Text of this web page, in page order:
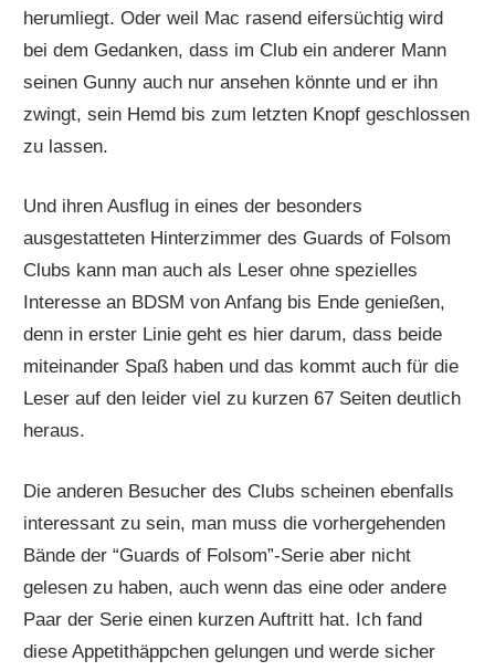
herumliegt. Oder weil Mac rasend eifersüchtig wird
bei dem Gedanken, dass im Club ein anderer Mann
seinen Gunny auch nur ansehen könnte und er ihn
zwingt, sein Hemd bis zum letzten Knopf geschlossen
zu lassen.
Und ihren Ausflug in eines der besonders
ausgestatteten Hinterzimmer des Guards of Folsom
Clubs kann man auch als Leser ohne spezielles
Interesse an BDSM von Anfang bis Ende genießen,
denn in erster Linie geht es hier darum, dass beide
miteinander Spaß haben und das kommt auch für die
Leser auf den leider viel zu kurzen 67 Seiten deutlich
heraus.
Die anderen Besucher des Clubs scheinen ebenfalls
interessant zu sein, man muss die vorhergehenden
Bände der “Guards of Folsom”-Serie aber nicht
gelesen zu haben, auch wenn das eine oder andere
Paar der Serie einen kurzen Auftritt hat. Ich fand
diese Appetithäppchen gelungen und werde sicher